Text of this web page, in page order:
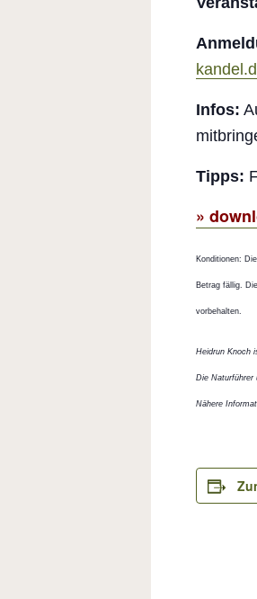
Infos:
Tipps:
»
Konditionen:
Betrag fällig.
vorbehalten.
Heidrun Knoch
Die Naturführer
Nähere